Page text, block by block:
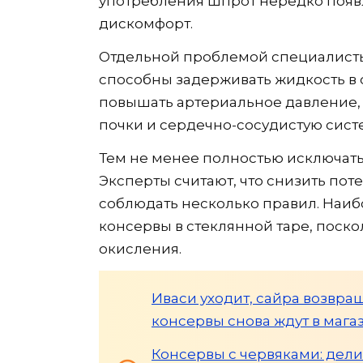
дискомфорт.
Отдельной проблемой
способны задерживать жидкость
повышать артериальное
почки и сердечно-сосудистую
Тем не менее полностью
Эксперты считают, что снизить
соблюдать несколько правил.
консервы в стеклянной таре,
окисления.
Иваси уходит, сайра
консервы снова ждут в
Консервы с червяками: